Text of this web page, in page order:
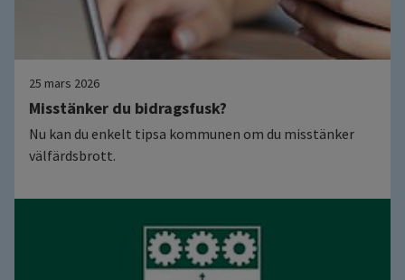
25 mars 2026
Misstänker du bidragsfusk?
Nu kan du enkelt tipsa kommunen om du misstänker
välfärdsbrott.